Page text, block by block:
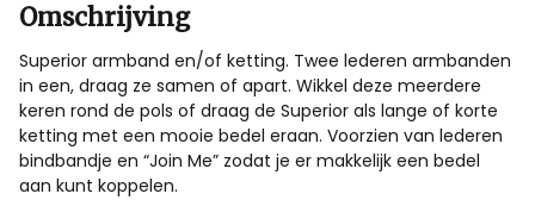
Omschrijving
Superior armband en/of ketting. Twee lederen armbanden
in een, draag ze samen of apart. Wikkel deze meerdere
keren rond de pols of draag de Superior als lange of korte
ketting met een mooie bedel eraan. Voorzien van lederen
bindbandje en “Join Me” zodat je er makkelijk een bedel
aan kunt koppelen.